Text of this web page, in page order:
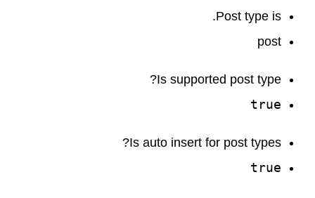
Post type is.
post
Is supported post type?
true
Is auto insert for post types?
true